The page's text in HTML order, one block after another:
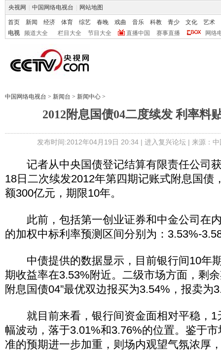
央视网 中国网络电视台 网站地图
首页 新闻 经济 体育 综艺 春晚 戏曲 音乐 科教 青少 文化
艺术
电视
频道大全 栏目大全 节目大全 直播中国 赛事直播 网络
中国网络电视台 > 新闻台 > 新闻中心 >
2012附息国债04二度续发 利率料
发布时间:2012年04月19日 20:34 | 进入复兴论坛| 来源：
记者从中央国债登记结算有限责任公司
18日二次续发2012年第四期记账式附息国债
额300亿元，期限10年。
此前，包括第一创业证券和中金公司在
的加权中标利率预测区间分别为：3.53%-
中债提供的数据显示，目前银行间10年
期收益率在3.53%附近。二级市场方面，剩
附息国债04”最优双边报买为3.54%，报卖为
就目前来看，银行间资金面相对平稳，1
幅波动，落于3.01%和3.76%的位置。鉴于
准的预期进一步加重，则场内观望气氛浓厚